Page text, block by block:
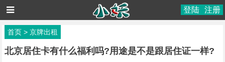
登陆 注册
首页> 京牌出租
北京居住卡有什么福利吗?用途是不是跟居住证一样?